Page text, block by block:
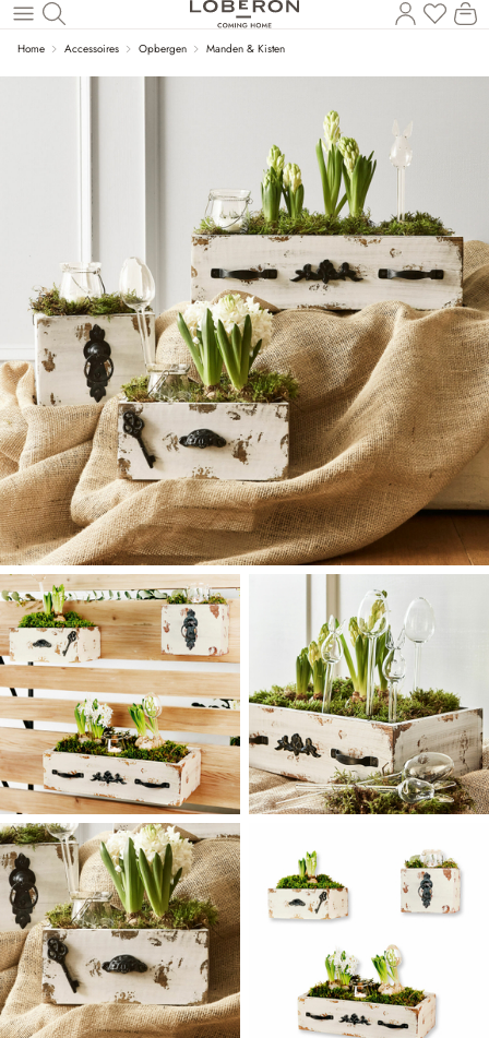
Naar de hoofdinhoud
U
Home Accessoires Opbergen Manden & Kisten